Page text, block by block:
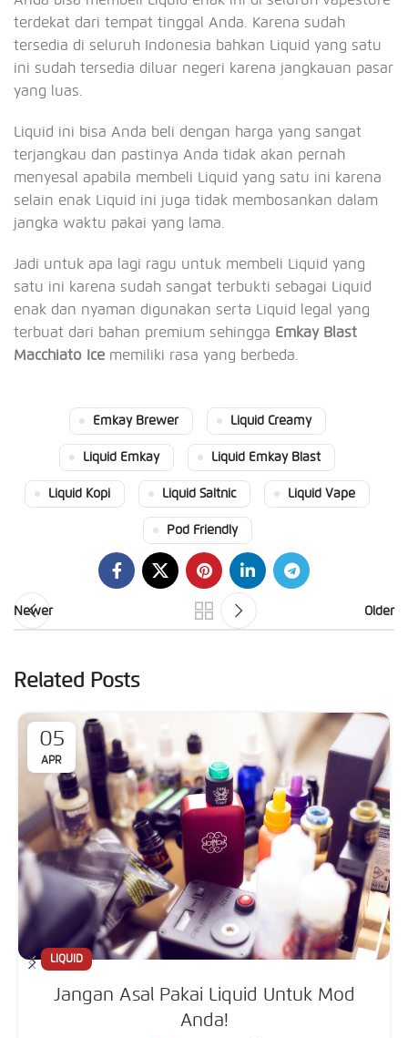
terdekat dari tempat tinggal Anda. Karena sudah
tersedia di seluruh Indonesia bahkan Liquid yang satu
ini sudah tersedia diluar negeri karena jangkauan pasar
yang luas.
Liquid ini bisa Anda beli dengan harga yang sangat
terjangkau dan pastinya Anda tidak akan pernah
menyesal apabila membeli Liquid yang satu ini karena
selain enak Liquid ini juga tidak membosankan dalam
jangka waktu pakai yang lama.
Jadi untuk apa lagi ragu untuk membeli Liquid yang
satu ini karena sudah sangat terbukti sebagai Liquid
enak dan nyaman digunakan serta Liquid legal yang
terbuat dari bahan premium sehingga Emkay Blast
Macchiato Ice memiliki rasa yang berbeda.
Emkay Brewer Liquid Creamy
Liquid Emkay Liquid Emkay Blast
Liquid Kopi Liquid Saltnic Liquid Vape
Pod Friendly
Newer Older
Related Posts
05
APR
LIQUID
Jangan Asal Pakai Liquid Untuk Mod
Anda!